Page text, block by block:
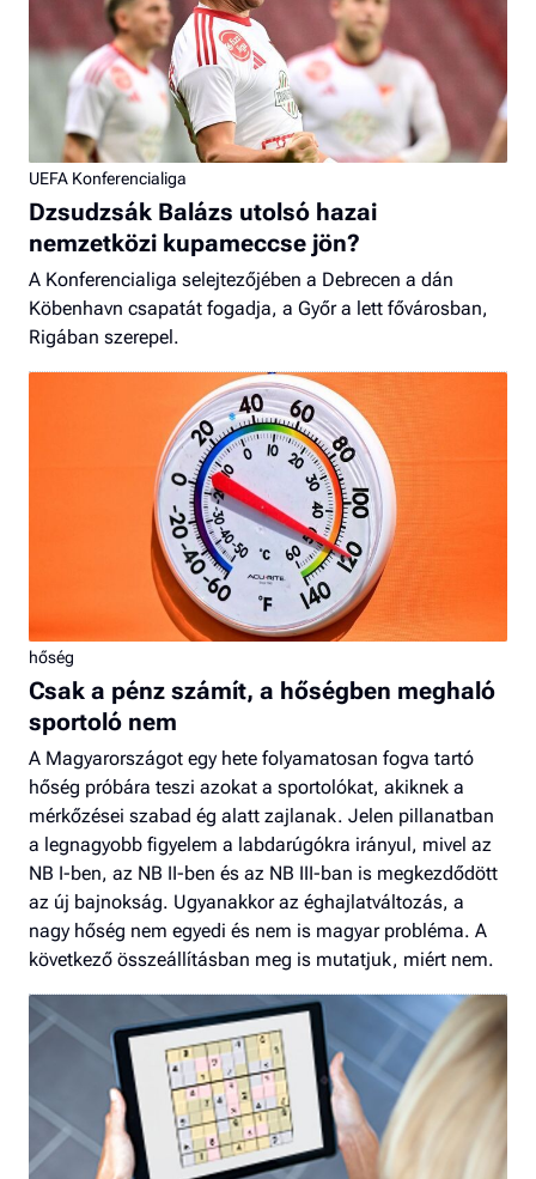
UEFA Konferencialiga
Dzsudzsák Balázs utolsó hazai
nemzetközi kupameccse jön?
A Konferencialiga selejtezőjében a Debrecen a dán
Köbenhavn csapatát fogadja, a Győr a lett fővárosban,
Rigában szerepel.
hőség
Csak a pénz számít, a hőségben meghaló
sportoló nem
A Magyarországot egy hete folyamatosan fogva tartó
hőség próbára teszi azokat a sportolókat, akiknek a
mérkőzései szabad ég alatt zajlanak. Jelen pillanatban
a legnagyobb figyelem a labdarúgókra irányul, mivel az
NB I-ben, az NB II-ben és az NB III-ban is megkezdődött
az új bajnokság. Ugyanakkor az éghajlatváltozás, a
nagy hőség nem egyedi és nem is magyar probléma. A
következő összeállításban meg is mutatjuk, miért nem.